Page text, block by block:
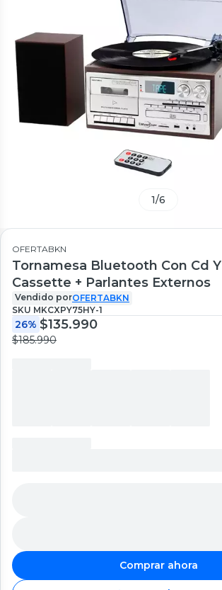
1/6
OFERTABKN
Tornamesa Bluetooth Con Cd Y
Cassette + Parlantes Externos
Vendido porOFERTABKN
SKU MKCXPY75HY-1
26% $135.990
$185.990
Comprar ahora